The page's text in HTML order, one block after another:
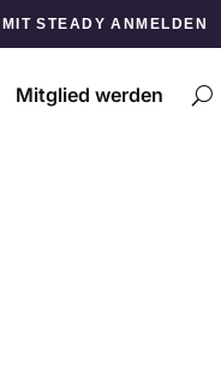
MIT STEADY ANMELDEN
Mitglied werden